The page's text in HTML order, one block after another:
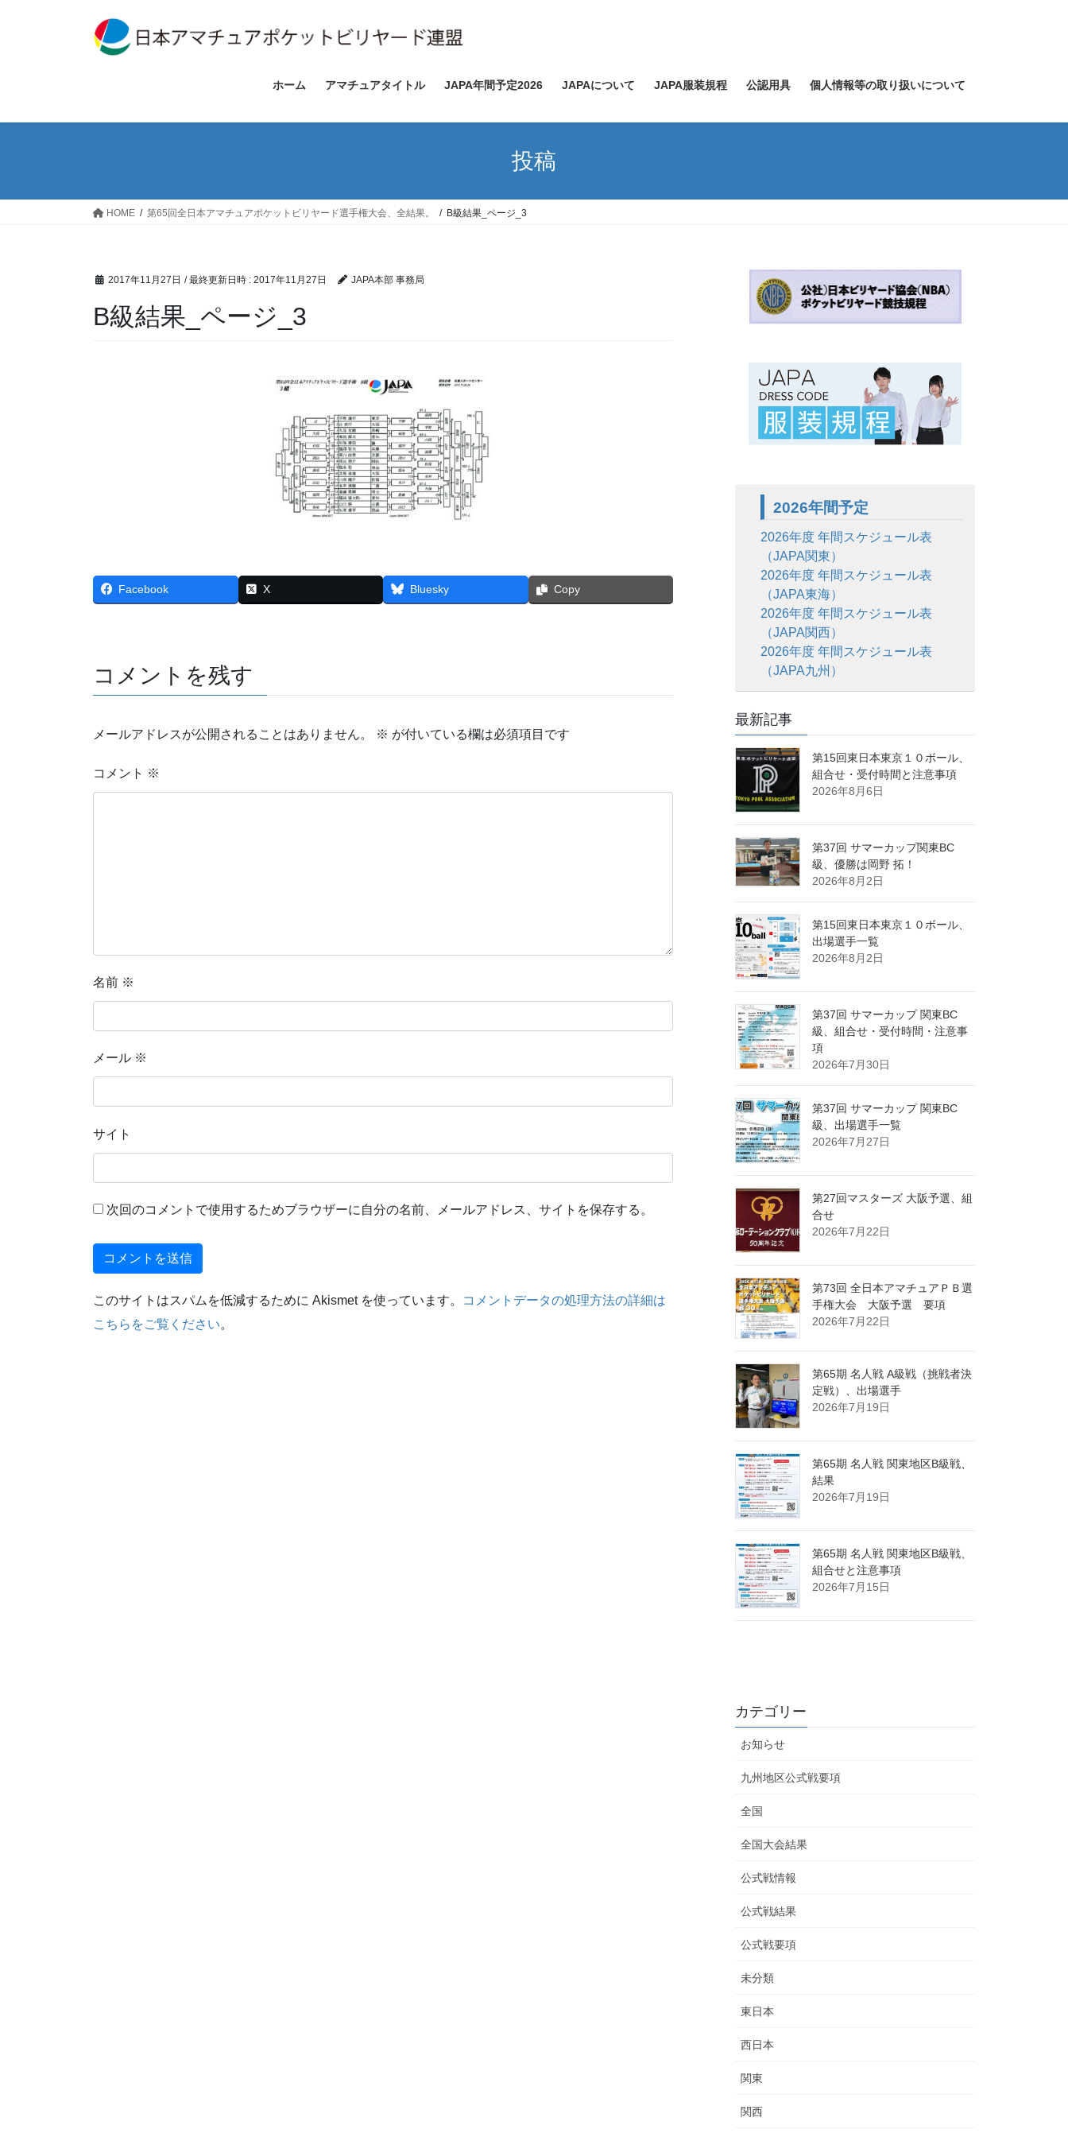
ス
ン
ホーム アマチュアタイトル JAPA年間予定2026 JAPAについて JAPA服装規程 公認用具 個人情報等の取り扱いについて
投稿
HOME 第65回全日本アマチュアポケットビリヤード選手権大会、全結果。 B級結果_ページ_3
2017年11月27日 / 最終更新日時 : 2017年11月27日 JAPA本部 事務局
B級結果_ページ_3
Facebook X Bluesky Copy
コメントを残す
メールアドレスが公開されることはありません。 ※ が付いている欄は必須項目です
コメント ※
名前 ※
メール ※
サイト
次回のコメントで使用するためブラウザーに自分の名前、メールアドレス、サイトを保存する。
このサイトはスパムを低減するために Akismet を使っています。
コメントデータの処理方法の詳細は
こちらをご覧ください。
2026年間予定
2026年度 年間スケジュール表
（JAPA関東）
2026年度 年間スケジュール表
（JAPA東海）
2026年度 年間スケジュール表
（JAPA関西）
2026年度 年間スケジュール表
（JAPA九州）
最新記事
第15回東日本東京１０ボール、
組合せ・受付時間と注意事項
2026年8月6日
第37回 サマーカップ関東BC
級、優勝は岡野 拓！
2026年8月2日
第15回東日本東京１０ボール、
出場選手一覧
2026年8月2日
第37回 サマーカップ 関東BC
級、組合せ・受付時間・注意事
項
2026年7月30日
第37回 サマーカップ 関東BC
級、出場選手一覧
2026年7月27日
第27回マスターズ 大阪予選、組
合せ
2026年7月22日
第73回 全日本アマチュアＰＢ選
手権大会 大阪予選 要項
2026年7月22日
第65期 名人戦 A級戦（挑戦者決
定戦）、出場選手
2026年7月19日
第65期 名人戦 関東地区B級戦、
結果
2026年7月19日
第65期 名人戦 関東地区B級戦、
組合せと注意事項
2026年7月15日
カテゴリー
お知らせ
九州地区公式戦要項
全国
全国大会結果
公式戦情報
公式戦結果
公式戦要項
未分類
東日本
西日本
関東
関西